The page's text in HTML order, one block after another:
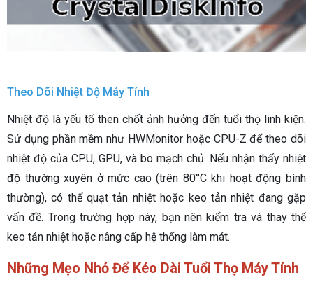
Theo Dõi Nhiệt Độ Máy Tính
Nhiệt độ là yếu tố then chốt ảnh hưởng đến tuổi thọ linh kiện.
Sử dụng phần mềm như HWMonitor hoặc CPU-Z để theo dõi
nhiệt độ của CPU, GPU, và bo mạch chủ. Nếu nhận thấy nhiệt
độ thường xuyên ở mức cao (trên 80°C khi hoạt động bình
thường), có thể quạt tản nhiệt hoặc keo tản nhiệt đang gặp
vấn đề. Trong trường hợp này, bạn nên kiểm tra và thay thế
keo tản nhiệt hoặc nâng cấp hệ thống làm mát.
Những Mẹo Nhỏ Để Kéo Dài Tuổi Thọ Máy Tính